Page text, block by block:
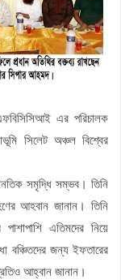
এর পরিচালক
সিলেট অঞ্চল বিশ্বের
সমৃদ্ধি সম্ভব। তিনি
আহবান জানান। তিনি
এতিমদের নিয়ে
জন্য ইফতারের
আহ্বান জানান।